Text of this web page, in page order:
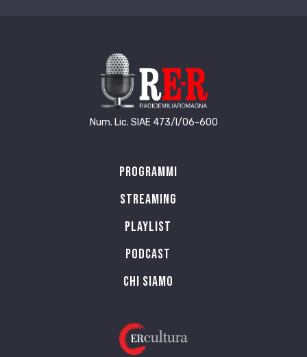
. C’è il silenzio delle cose dette / che è
aspro come la nespola ancora acerba. // C’è il
silenzio delle cose non dette / che scava i solchi
del rimorso / come un tarlo che lavora senza
sosta, dentro. // C’è il silenzio chiacchierato / che
senza fiato. // C’è il silenzio rotto di meraviglia /
figli, appena nati, / piangono per la prima volta.
Num. Lic. SIAE 473/I/06-600
Programmi
Streaming
Playlist
PODCAST
Chi siamo